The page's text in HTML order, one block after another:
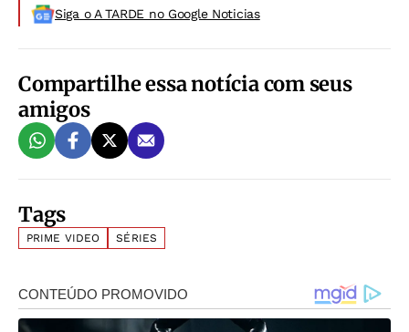
Siga o A TARDE no Google Noticias
Compartilhe essa notícia com seus
amigos
Tags
PRIME VIDEO SÉRIES